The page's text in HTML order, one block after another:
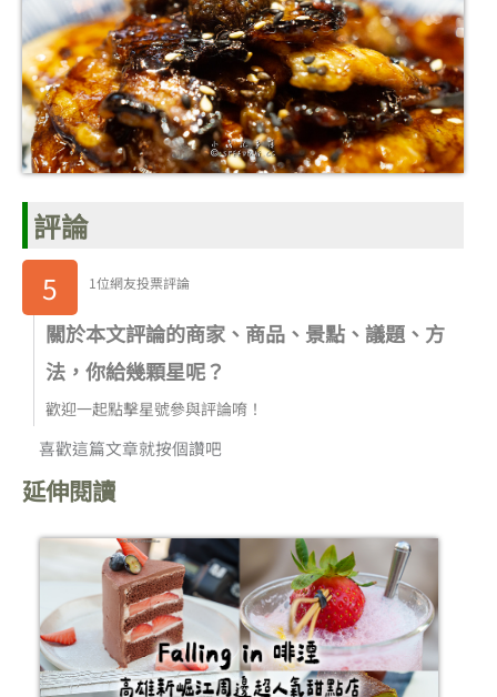
評論
5
1位網友投票評論
關於本文評論的商家、商品、景點、議題、方
法，你給幾顆星呢？
歡迎一起點擊星號參與評論唷！
喜歡這篇文章就按個讚吧
延伸閱讀